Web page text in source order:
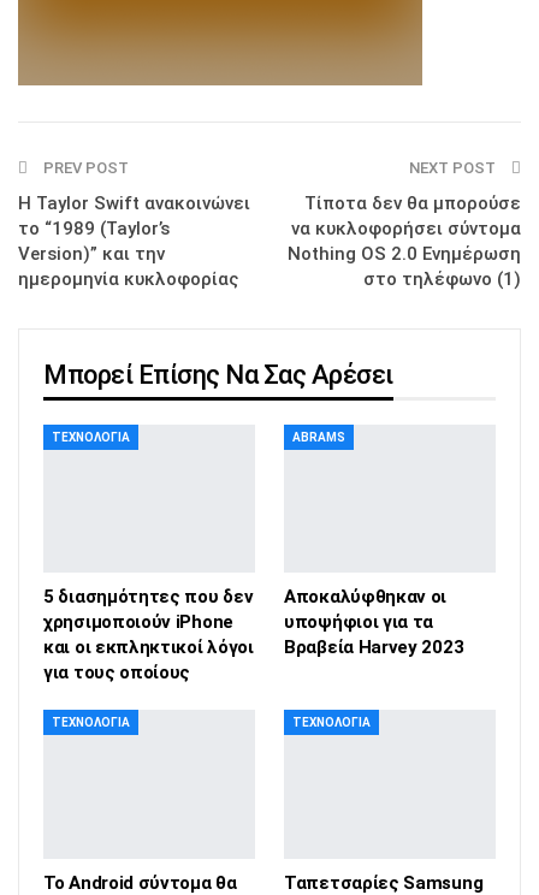
PREV POST
Η Taylor Swift ανακοινώνει
το “1989 (Taylor’s
Version)” και την
ημερομηνία κυκλοφορίας
NEXT POST
Τίποτα δεν θα μπορούσε
να κυκλοφορήσει σύντομα
Nothing OS 2.0 Ενημέρωση
στο τηλέφωνο (1)
Μπορεί Επίσης Να Σας Αρέσει
ΤΕΧΝΟΛΟΓΊΑ
5 διασημότητες που δεν
χρησιμοποιούν iPhone
και οι εκπληκτικοί λόγοι
για τους οποίους
ABRAMS
Αποκαλύφθηκαν οι
υποψήφιοι για τα
Βραβεία Harvey 2023
ΤΕΧΝΟΛΟΓΊΑ
Το Android σύντομα θα
ΤΕΧΝΟΛΟΓΊΑ
Ταπετσαρίες Samsung